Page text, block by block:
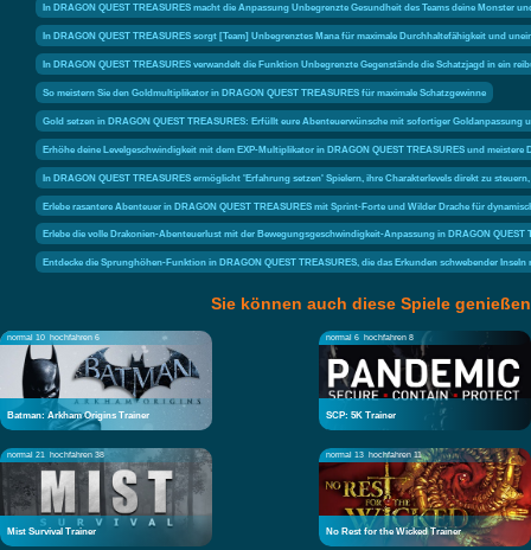
In DRAGON QUEST TREASURES macht die Anpassung Unbegrenzte Gesundheit des Teams deine
In DRAGON QUEST TREASURES sorgt [Team] Unbegrenztes Mana für maximale Durchhaltefähigkeit und
In DRAGON QUEST TREASURES verwandelt die Funktion Unbegrenzte Gegenstände die Schatzjagd in ein
So meistern Sie den Goldmultiplikator in DRAGON QUEST TREASURES für maximale Schatzgewinne
Gold setzen in DRAGON QUEST TREASURES: Erfüllt eure Abenteuerwünsche mit sofortiger
Erhöhe deine Levelgeschwindigkeit mit dem EXP-Multiplikator in DRAGON QUEST TREASURES und meistere
In DRAGON QUEST TREASURES ermöglicht 'Erfahrung setzen' Spielern, ihre Charakterlevels direkt zu
Erlebe rasantere Abenteuer in DRAGON QUEST TREASURES mit Sprint-Forte und Wilder Drache für
Erlebe die volle Drakonien-Abenteuerlust mit der Bewegungsgeschwindigkeit-Anpassung in DRAGON
Entdecke die Sprunghöhen-Funktion in DRAGON QUEST TREASURES, die das Erkunden schwebender
Sie können auch diese Spiele genießen
normal 10 hochfahren 6
Batman: Arkham Origins Trainer
normal 6 hochfahren 8
SCP: 5K Trainer
normal 21 hochfahren 38
Mist Survival Trainer
normal 13 hochfahren 11
No Rest for the Wicked Trainer